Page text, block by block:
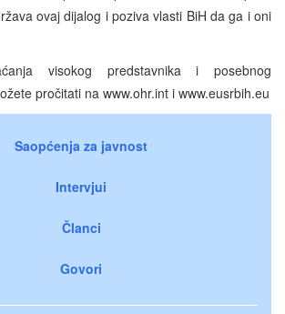
ovaj dijalog i poziva vlasti BiH da ga i oni
visokog predstavnika i posebnog
pročitati na www.ohr.int i www.eusrbih.eu
Saopćenja za javnost
Intervjui
Članci
Govori